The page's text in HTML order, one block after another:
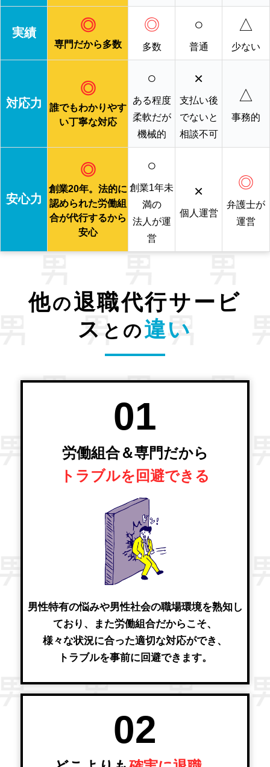
実績 ◎
専門だから多数
◎
多数
○
普通
△
少ない
対応力
◎
誰でもわかりやす
い丁寧な対応
○
ある程度
柔軟だが
機械的
×
支払い後
でないと
相談不可
△
事務的
安心力
◎
創業20年。法的に
認められた労働組
合が代行するから
安心
○
創業1年未
満の
法人が運
営
×
個人運営
◎
弁護士が
運営
他の退職代行サービ
ス との違い
01
労働組合＆専門だから
トラブルを回避できる
男性特有の悩みや男性社会の職場環境を熟知し
ており、また労働組合だからこそ、
様々な状況に合った適切な対応ができ、
トラブルを事前に回避できます。
02